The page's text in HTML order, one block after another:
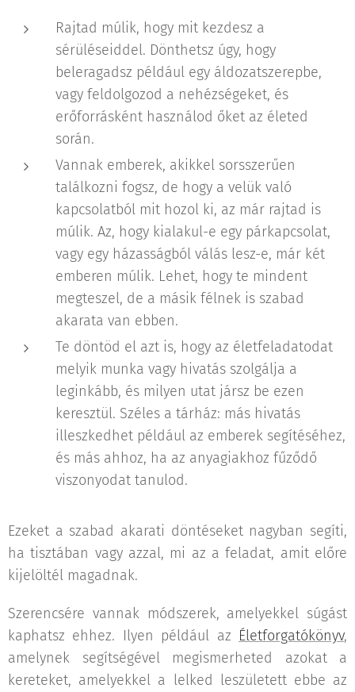
Rajtad múlik, hogy mit kezdesz a
sérüléseiddel. Dönthetsz úgy, hogy
beleragadsz például egy áldozatszerepbe,
vagy feldolgozod a nehézségeket, és
erőforrásként használod őket az életed
során.
Vannak emberek, akikkel sorsszerűen
találkozni fogsz, de hogy a velük való
kapcsolatból mit hozol ki, az már rajtad is
múlik. Az, hogy kialakul-e egy párkapcsolat,
vagy egy házasságból válás lesz-e, már két
emberen múlik. Lehet, hogy te mindent
megteszel, de a másik félnek is szabad
akarata van ebben.
Te döntöd el azt is, hogy az életfeladatodat
melyik munka vagy hivatás szolgálja a
leginkább, és milyen utat jársz be ezen
keresztül. Széles a tárház: más hivatás
illeszkedhet például az emberek segítéséhez,
és más ahhoz, ha az anyagiakhoz fűződő
viszonyodat tanulod.
Ezeket a szabad akarati döntéseket nagyban segíti,
ha tisztában vagy azzal, mi az a feladat, amit előre
kijelöltél magadnak.
Szerencsére vannak módszerek, amelyekkel súgást
kaphatsz ehhez. Ilyen például az Életforgatókönyv,
amelynek segítségével megismerheted azokat a
kereteket, amelyekkel a lelked leszületett ebbe az